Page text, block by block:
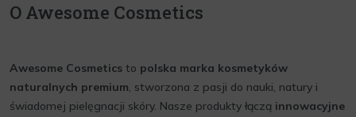
O Awesome Cosmetics
Awesome Cosmetics to polska marka kosmetyków
naturalnych premium, stworzona z pasji do nauki, natury i
świadomej pielęgnacji skóry. Nasze produkty łączą innowacyjne